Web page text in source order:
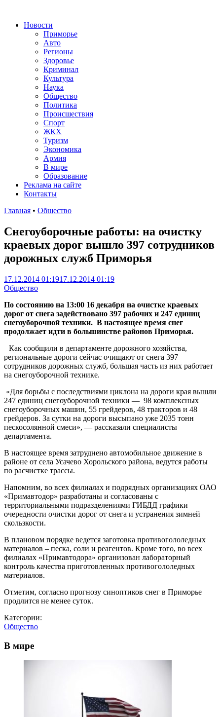
Новости
Приморье
Авто
Регионы
Здоровье
Криминал
Культура
Наука
Общество
Политика
Происшествия
Спорт
ЖКХ
Туризм
Экономика
Армия
В мире
Образование
Реклама на сайте
Контакты
Главная • Общество
Снегоуборочные работы: на очистку
краевых дорог вышло 397 сотрудников
дорожных служб Приморья
17.12.2014 01:1917.12.2014 01:19
Общество
По состоянию на 13:00 16 декабря на очистке краевых
дорог от снега задействовано 397 рабочих и 247 единиц
снегоуборочной техники. В настоящее время снег
продолжает идти в большинстве районов Приморья.
Как сообщили в департаменте дорожного хозяйства,
региональные дороги сейчас очищают от снега 397
сотрудников дорожных служб, большая часть из них работает
на снегоуборочной технике.
«Для борьбы с последствиями циклона на дороги края вышли
247 единиц снегоуборочной техники — 98 комплексных
снегоуборочных машин, 55 грейдеров, 48 тракторов и 48
грейдеров. За сутки на дороги высыпано уже 2035 тонн
пескосолянной смеси», — рассказали специалисты
департамента.
В настоящее время затруднено автомобильное движение в
районе от села Усачево Хорольского района, ведутся работы
по расчистке трассы.
Напомним, во всех филиалах и подрядных организациях ОАО
«Примавтодор» разработаны и согласованы с
территориальными подразделениями ГИБДД графики
очередности очистки дорог от снега и устранения зимней
скользкости.
В плановом порядке ведется заготовка противогололедных
материалов – песка, соли и реагентов. Кроме того, во всех
филиалах «Примавтодора» организован лабораторный
контроль качества приготовленных противогололедных
материалов.
Отметим, согласно прогнозу синоптиков снег в Приморье
продлится не менее суток.
Категории:
Общество
В мире